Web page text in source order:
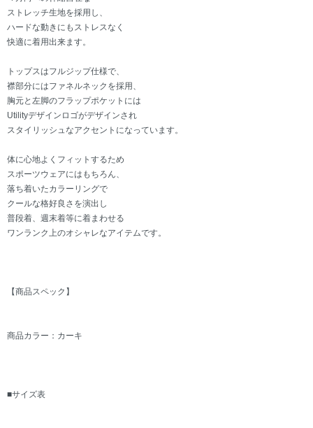
ストレッチ生地を採用し、
ハードな動きにもストレスなく
快適に着用出来ます。
トップスはフルジップ仕様で、
襟部分にはファネルネックを採用、
胸元と左脚のフラップポケットには
Utilityデザインロゴがデザインされ
スタイリッシュなアクセントになっています。
体に心地よくフィットするため
スポーツウェアにはもちろん、
落ち着いたカラーリングで
クールな格好良さを演出し
普段着、週末着等に着まわせる
ワンランク上のオシャレなアイテムです。
【商品スペック】
商品カラー：カーキ
■サイズ表